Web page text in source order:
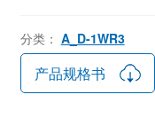
分类： A_D-1WR3
产品规格书